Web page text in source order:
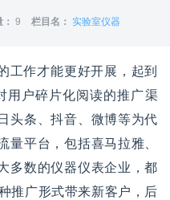
9 栏目名： 实验室仪器
工作才能更好开展，起到
用户碎片化阅读的推广渠
头条、抖音、微博等为代
平台，包括喜马拉雅、
多数的仪器仪表企业，都
推广形式带来新客户，后